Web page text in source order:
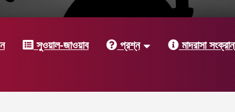
সুওয়াল-জাওয়াব প্রশ্ন মাদরাসা